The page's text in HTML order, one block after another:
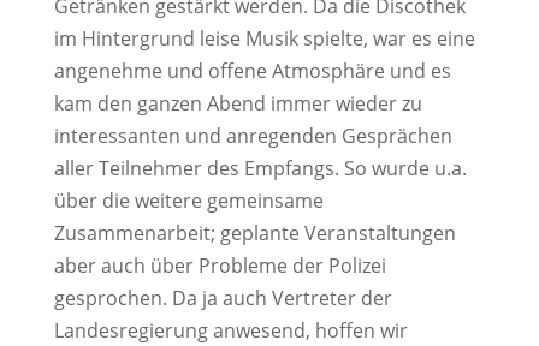
Getränken gestärkt werden. Da die Discothek
im Hintergrund leise Musik spielte, war es eine
angenehme und offene Atmosphäre und es
kam den ganzen Abend immer wieder zu
interessanten und anregenden Gesprächen
aller Teilnehmer des Empfangs. So wurde u.a.
über die weitere gemeinsame
Zusammenarbeit; geplante Veranstaltungen
aber auch über Probleme der Polizei
gesprochen. Da ja auch Vertreter der
Landesregierung anwesend, hoffen wir